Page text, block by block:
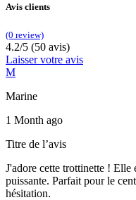
Avis clients
(0 review)
4.2/5 (50 avis)
Laisser votre avis
M
Marine
1 Month ago
Titre de l’avis
J'adore cette trottinette ! Elle
puissante. Parfait pour le
hésitation.